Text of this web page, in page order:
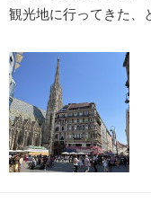
観光地に行ってきた、